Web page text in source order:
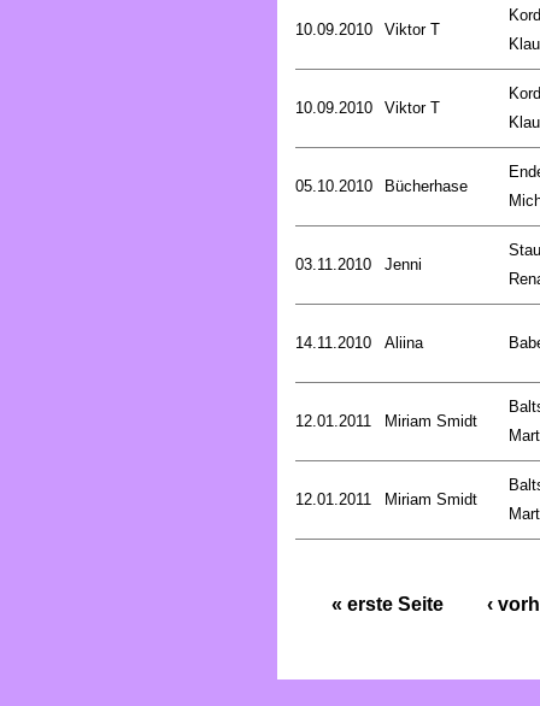
10.09.2010 Viktor T
10.09.2010 Viktor T
05.10.2010 Bücherhase
03.11.2010 Jenni
14.11.2010 Aliina
12.01.2011 Miriam Smidt
12.01.2011 Miriam Smidt
« erste Seite ‹